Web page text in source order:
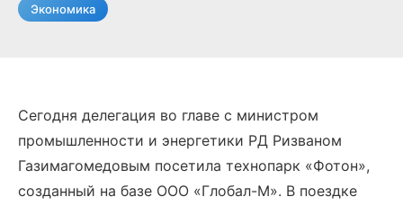
Экономика
Сегодня делегация во главе с министром
промышленности и энергетики РД Ризваном
Газимагомедовым посетила технопарк «Фотон»,
созданный на базе ООО «Глобал-М». В поездке